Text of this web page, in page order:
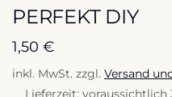
PERFEKT DIY
1,50 €
inkl. MwSt. zzgl. Versand
Lieferzeit: voraussichtlich